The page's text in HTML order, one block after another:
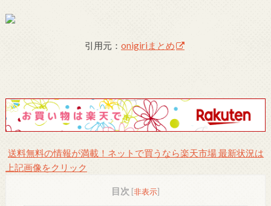
引用元： onigiriまとめ
送料無料の情報が満載！ネットで買うなら楽天市場 最新状況は
上記画像をクリック
目次 [非表示]